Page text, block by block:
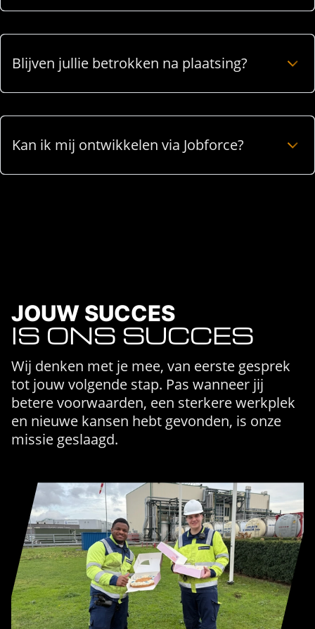
Blijven jullie betrokken na plaatsing?
Kan ik mij ontwikkelen via Jobforce?
JOUW SUCCES
IS ONS SUCCES
Wij denken met je mee, van eerste gesprek
tot jouw volgende stap. Pas wanneer jij
betere voorwaarden, een sterkere werkplek
en nieuwe kansen hebt gevonden, is onze
missie geslaagd.